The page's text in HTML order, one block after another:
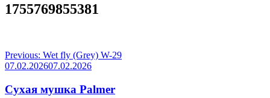
1755769855381
Навигация
по
записям
Previous: Wet fly (Grey) W-29
07.02.202607.02.2026
Сухая мушка Palmer